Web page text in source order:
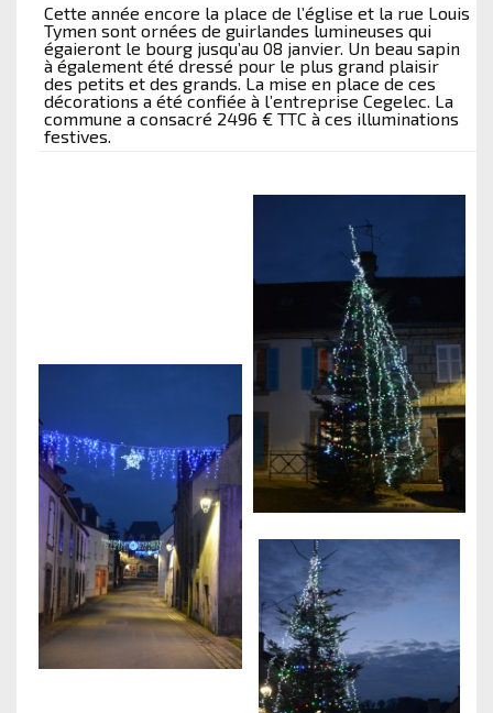
Cette année encore la place de l’église et la rue Louis
Tymen sont ornées de guirlandes lumineuses qui
égaieront le bourg jusqu’au 08 janvier. Un beau sapin
à également été dressé pour le plus grand plaisir
des petits et des grands. La mise en place de ces
décorations a été confiée à l’entreprise Cegelec. La
commune a consacré 2496 € TTC à ces illuminations
festives.